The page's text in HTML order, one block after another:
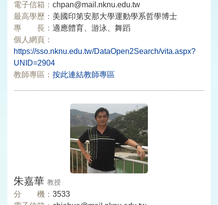
電子信箱： chpan@mail.nknu.edu.tw
最高學歷： 美國印第安那大學運動學系哲學博士
專 長： 適應體育、游泳、舞蹈
個人網頁：
https://sso.nknu.edu.tw/DataOpen2Search/vita.aspx?
UNID=2904
教師專區： 按此連結教師專區
朱嘉華 教授
分 機： 3533